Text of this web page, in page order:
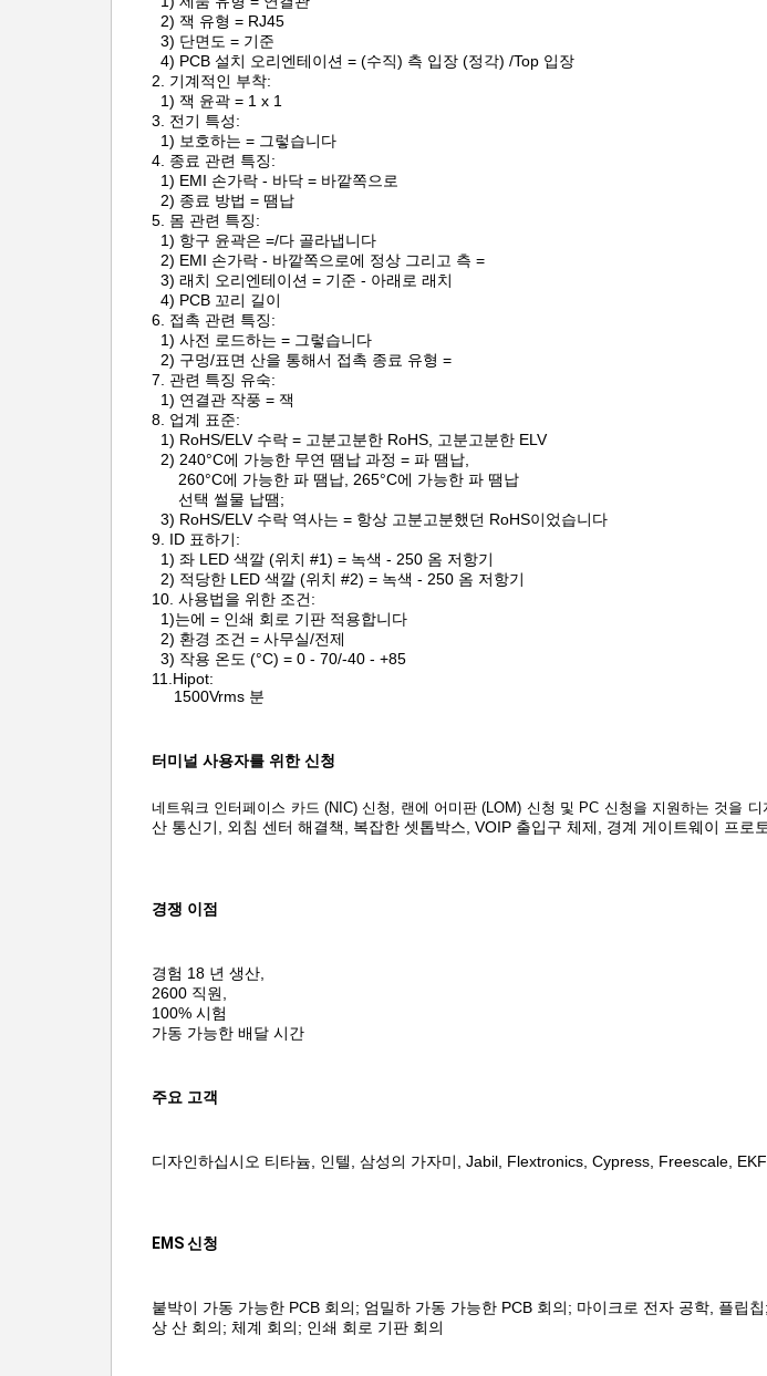
2) 잭 유형 = RJ45
3) 단면도 = 기준
4) PCB 설치 오리엔테이션 = (수직) 측 입장 (정각) /Top 입장
2. 기계적인 부착:
1) 잭 윤곽 = 1 x 1
3. 전기 특성:
1) 보호하는 = 그렇습니다
4. 종료 관련 특징:
1) EMI 손가락 - 바닥 = 바깥쪽으로
2) 종료 방법 = 땜납
5. 몸 관련 특징:
1) 항구 윤곽은 =/다 골라냅니다
2) EMI 손가락 - 바깥쪽으로에 정상 그리고 측 =
3) 래치 오리엔테이션 = 기준 - 아래로 래치
4) PCB 꼬리 길이
6. 접촉 관련 특징:
1) 사전 로드하는 = 그렇습니다
2) 구멍/표면 산을 통해서 접촉 종료 유형 =
7. 관련 특징 유숙:
1) 연결관 작풍 = 잭
8. 업계 표준:
1) RoHS/ELV 수락 = 고분고분한 RoHS, 고분고분한 ELV
2) 240°C에 가능한 무연 땜납 과정 = 파 땜납,
260°C에 가능한 파 땜납, 265°C에 가능한 파 땜납
선택 썰물 납땜;
3) RoHS/ELV 수락 역사는 = 항상 고분고분했던 RoHS이었습니다
9. ID 표하기:
1) 좌 LED 색깔 (위치 #1) = 녹색 - 250 옴 저항기
2) 적당한 LED 색깔 (위치 #2) = 녹색 - 250 옴 저항기
10. 사용법을 위한 조건:
1)는에 = 인쇄 회로 기판 적용합니다
2) 환경 조건 = 사무실/전제
3) 작용 온도 (°C) = 0 - 70/-40 - +85
11.Hipot:
1500Vrms 분
터미널 사용자를 위한 신청
네트워크 인터페이스 카드 (NIC) 신청, 랜에 어미판 (LOM) 신청 및 PC 신청을 지원하는 것을 디
산 통신기,
외침 센터 해결책, 복잡한 셋톱박스, VOIP 출입구 체제, 경계 게이트웨이 프로
경쟁 이점
경험 18 년 생산,
2600 직원,
100% 시험
가동 가능한 배달 시간
주요 고객
디자인하십시오 티타늄, 인텔, 삼성의 가자미, Jabil, Flextronics, Cypress, Freescale, EKF
EMS 신청
붙박이 가동 가능한 PCB 회의; 엄밀하 가동 가능한 PCB 회의; 마이크로 전자 공학, 플
상 산 회의; 체계 회의; 인쇄 회로 기판 회의